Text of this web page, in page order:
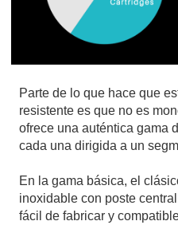
Parte de lo que hace que
resistente es que no es
ofrece una auténtica gama
cada una dirigida a un
En la gama básica, el
inoxidable con poste
fácil de fabricar y